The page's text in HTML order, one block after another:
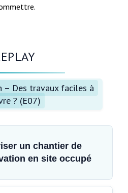
– Des travaux faciles à
? (E07)
un chantier de
en site occupé